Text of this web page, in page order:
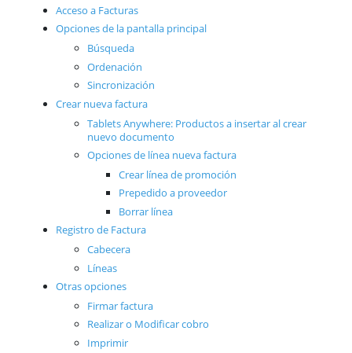
Inicio
Clientes
Productos
Órdenes de trabajo
Albaranes
Facturas
Intercambios almacenes
Prepedidos a proveedores
Órdenes de trabajo
ActivaConnect
Business Intelligence
Funcionalidades comunes
Acceso a Facturas
Opciones de la pantalla principal
Búsqueda
Ordenación
Sincronización
Crear nueva factura
Tablets Anywhere: Productos a insertar al crear
nuevo documento
Opciones de línea nueva factura
Crear línea de promoción
Prepedido a proveedor
Borrar línea
Registro de Factura
Cabecera
Líneas
Otras opciones
Firmar factura
Realizar o Modificar cobro
Imprimir